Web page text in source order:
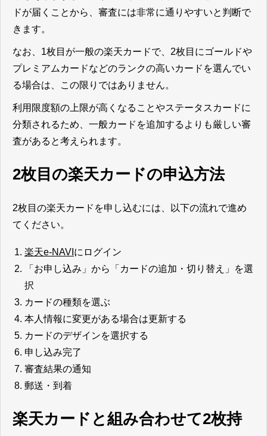
ドが届くことから、審査には非常に通りやすいと判断で
きます。
なお、1枚目が一般の楽天カードで、2枚目にゴールドや
プレミアムカードなどのランクの高いカードを選んでい
る場合は、この限りではありません。
利用限度額の上限が高くなることやステータスカードに
分類されるため、一般カードを追加するよりも厳しい審
査があると考えられます。
2枚目の楽天カードの申込方法
2枚目の楽天カードを申し込むには、以下の流れで進め
てください。
楽天e-NAVI にログイン
「お申し込み」から「カードの追加・切り替え」を選
択
カードの種類を選ぶ
本人情報に変更がある場合は更新する
カードのデザインを選択する
申し込み完了
審査結果の通知
郵送・到着
楽天カードと組み合わせて2枚持